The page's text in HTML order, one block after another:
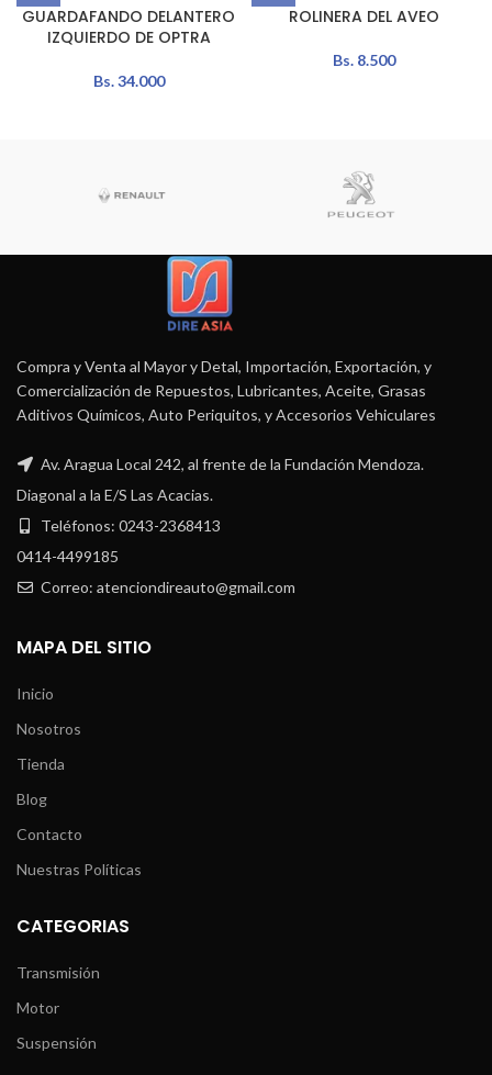
GUARDAFANDO DELANTERO
IZQUIERDO DE OPTRA
Bs.34.000
ROLINERA DEL AVEO
Bs.8.500
Compra y Venta al Mayor y Detal, Importación, Exportación, y
Comercialización de Repuestos, Lubricantes, Aceite, Grasas
Aditivos Químicos, Auto Periquitos, y Accesorios Vehiculares
Av. Aragua Local 242, al frente de la Fundación Mendoza.
Diagonal a la E/S Las Acacias.
Teléfonos: 0243-2368413
0414-4499185
Correo: atenciondireauto@gmail.com
MAPA DEL SITIO
Inicio
Nosotros
Tienda
Blog
Contacto
Nuestras Políticas
CATEGORIAS
Transmisión
Motor
Suspensión